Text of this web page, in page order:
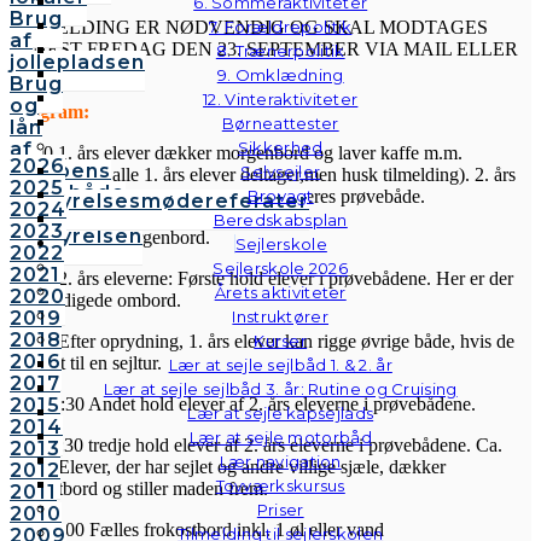
7. Forældrepolitik
8. Trænerpolitik
9. Omklædning
12. Vinteraktiviteter
Børneattester
Sikkerhed
Selvsejler
Brovagt
Beredskabsplan
Sejlerskole
Sejlerskole 2026
Årets aktiviteter
Instruktører
Kurser
Lær at sejle sejlbåd 1. & 2. år
Lær at sejle sejlbåd 3. år: Rutine og Cruising
Lær at sejle kapsejlads
Lær at sejle motorbåd
Lær navigation
Tovværkskursus
Priser
Tilmelding til sejlerskolen
Brug
af
jollepladsen
Brug
og
lån
af
klubbens
følgebåde
Vedtægter
Bestyrelsen
Bestyrelsesmødereferater
2026
2025
2024
2023
2022
2021
2020
2019
2018
2016
2017
2015
2014
2013
2012
2011
2010
2009
TILMELDING ER NØDVENDIG OG SKAL MODTAGES
SENEST FREDAG DEN 23. SEPTEMBER VIA MAIL ELLER
SMS.
Program:
08:00 1. års elever dækker morgenbord og laver kaffe m.m.
(Forventer at alle 1. års elever deltager,men husk tilmelding). 2. års
elever, der skal aflægge prøve, rigger deres prøvebåde.
08:30 Fælles morgenbord.
09:30 2. års eleverne: Første hold elever i prøvebådene. Her er der
bemyndigede ombord.
09:30 Efter oprydning, 1. års elever kan rigge øvrige både, hvis de
har lyst til en sejltur.
Ca. 10:30 Andet hold elever af 2. års eleverne i prøvebådene.
Ca. 11:30 tredje hold elever af 2. års eleverne i prøvebådene. Ca.
12:15 Elever, der har sejlet og andre villige sjæle, dækker
frokostbord og stiller maden frem.
Ca. 13:00 Fælles frokostbord inkl. 1 øl eller vand